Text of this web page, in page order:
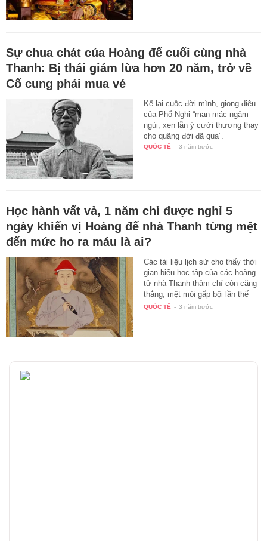
Sự chua chát của Hoàng đế cuối cùng nhà
Thanh: Bị thái giám lừa hơn 20 năm, trở về
Cố cung phải mua vé
Kể lại cuộc đời mình, giọng điệu
của Phổ Nghi “man mác ngậm
ngùi, xen lẫn ý cười thương thay
cho quãng đời đã qua”.
QUỐC TẾ - 3 năm trước
Học hành vất vả, 1 năm chỉ được nghỉ 5
ngày khiến vị Hoàng đế nhà Thanh từng mệt
đến mức ho ra máu là ai?
Các tài liệu lịch sử cho thấy thời
gian biểu học tập của các hoàng
tử nhà Thanh thậm chí còn căng
thẳng, mệt mỏi gấp bội lần thế
hệ…
QUỐC TẾ - 3 năm trước